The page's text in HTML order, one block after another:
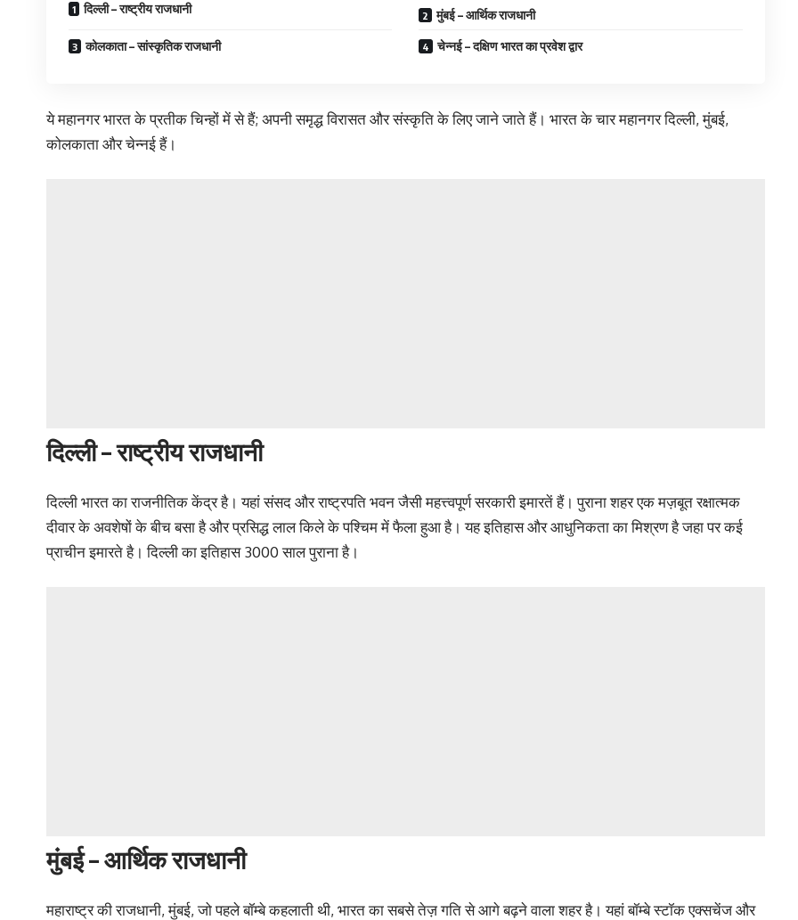
दिल्ली – राष्ट्रीय राजधानी मुंबई – आर्थिक राजधानी
कोलकाता – सांस्कृतिक राजधानी चेन्नई – दक्षिण भारत का प्रवेश द्वार
ये महानगर भारत के प्रतीक चिन्हों में से हैं; अपनी समृद्ध विरासत और संस्कृति के लिए जाने जाते हैं। भारत के चार महानगर दिल्ली, मुंबई,
कोलकाता और चेन्नई हैं।
दिल्ली – राष्ट्रीय राजधानी
दिल्ली भारत का राजनीतिक केंद्र है। यहां संसद और राष्ट्रपति भवन जैसी महत्त्वपूर्ण सरकारी इमारतें हैं। पुराना शहर एक मज़बूत रक्षात्मक
दीवार के अवशेषों के बीच बसा है और प्रसिद्ध लाल किले के पश्चिम में फैला हुआ है। यह इतिहास और आधुनिकता का मिश्रण है जहा पर कई
प्राचीन इमारते है। दिल्ली का इतिहास 3000 साल पुराना है।
मुंबई – आर्थिक राजधानी
महाराष्ट्र की राजधानी, मुंबई, जो पहले बॉम्बे कहलाती थी, भारत का सबसे तेज़ गति से आगे बढ़ने वाला शहर है। यहां बॉम्बे स्टॉक एक्सचेंज और